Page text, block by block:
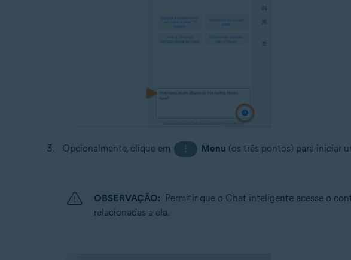
Opcionalmente, clique em ⋮ Menu (os três pontos) para iniciar
OBSERVAÇÃO:
Permitir que o Chat inteligente acesse o
relacionadas a ela.